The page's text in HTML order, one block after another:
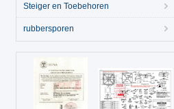
Steiger en Toebehoren
rubbersporen